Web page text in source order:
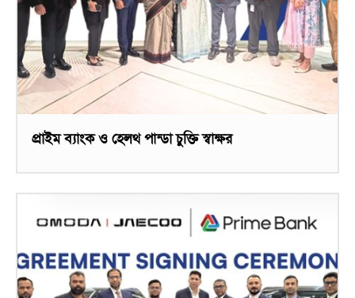
প্রাইম ব্যাংক ও হেলথ পান্ডা চুক্তি স্বাক্ষর